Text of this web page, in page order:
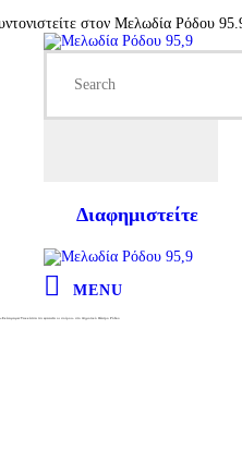
στον Μελωδία Ρόδου 95.9
Διαφημιστείτε
MENU
«Εκάαμαμεν Τακκάτσα τσι εφααντα οι σοίροι» στο Δημοτικό Θέατρο Ρόδου